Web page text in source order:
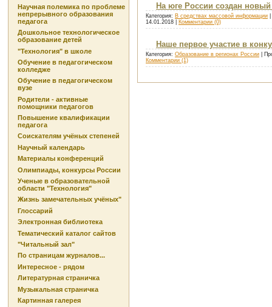
Научная полемика по проблеме
непрерывного образования
педагога
Дошкольное технологическое
образование детей
"Технология" в школе
Обучение в педагогическом
колледже
Обучение в педагогическом
вузе
Родители - активные
помощники педагогов
Повышение квалификации
педагога
Соискателям учёных степеней
Научный календарь
Материалы конференций
Олимпиады, конкурсы России
Ученые в образовательной
области "Технология"
Жизнь замечательных учёных"
Глоссарий
Электронная библиотека
Тематический каталог сайтов
"Читальный зал"
По страницам журналов...
Интересное - рядом
Литературная страничка
Музыкальная страничка
Картинная галерея
На юге России создан
Категория: В средствах массовой информации
14.01.2018
Комментарии (0)
Наше первое участие в
Категория: Образование в регионах России |
Комментарии (1)